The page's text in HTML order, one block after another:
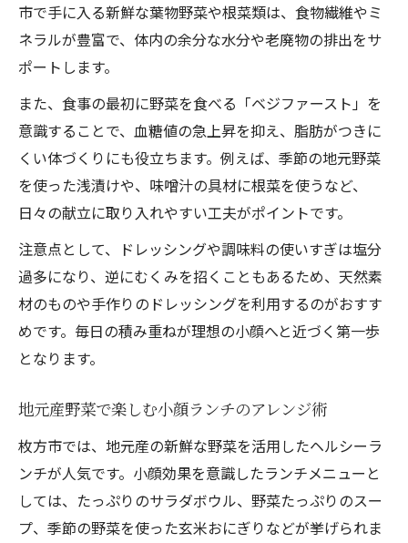
市で手に入る新鮮な葉物野菜や根菜類は、食物繊維やミ
ネラルが豊富で、体内の余分な水分や老廃物の排出をサ
ポートします。
また、食事の最初に野菜を食べる「ベジファースト」を
意識することで、血糖値の急上昇を抑え、脂肪がつきに
くい体づくりにも役立ちます。例えば、季節の地元野菜
を使った浅漬けや、味噌汁の具材に根菜を使うなど、
日々の献立に取り入れやすい工夫がポイントです。
注意点として、ドレッシングや調味料の使いすぎは塩分
過多になり、逆にむくみを招くこともあるため、天然素
材のものや手作りのドレッシングを利用するのがおすす
めです。毎日の積み重ねが理想の小顔へと近づく第一歩
となります。
地元産野菜で楽しむ小顔ランチのアレンジ術
枚方市では、地元産の新鮮な野菜を活用したヘルシーラ
ンチが人気です。小顔効果を意識したランチメニューと
しては、たっぷりのサラダボウル、野菜たっぷりのスー
プ、季節の野菜を使った玄米おにぎりなどが挙げられま